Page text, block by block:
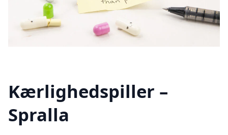
Kærlighedspiller –
Spralla